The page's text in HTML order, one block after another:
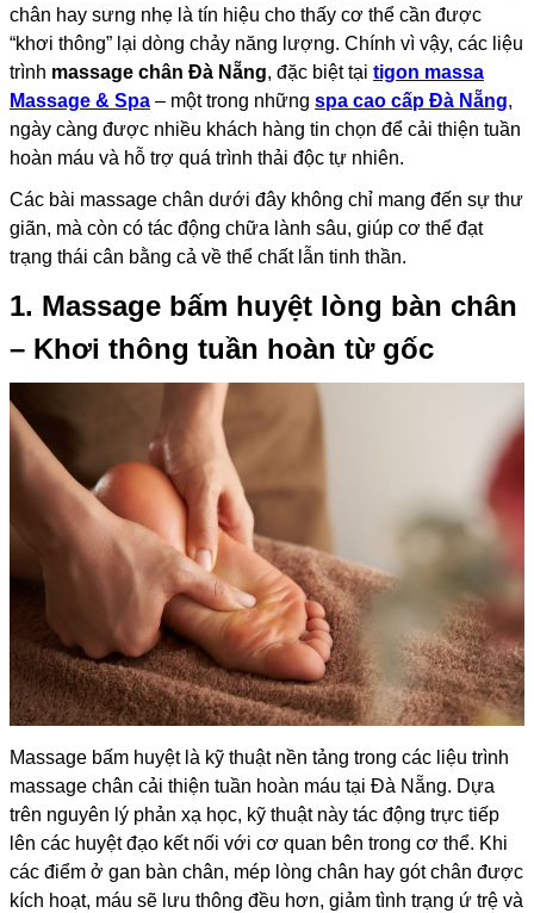
chân hay sưng nhẹ là tín hiệu cho thấy cơ thể cần được
“khơi thông” lại dòng chảy năng lượng. Chính vì vậy, các liệu
trình massage chân Đà Nẵng, đặc biệt tại tigon massa
Massage & Spa – một trong những spa cao cấp Đà Nẵng,
ngày càng được nhiều khách hàng tin chọn để cải thiện tuần
hoàn máu và hỗ trợ quá trình thải độc tự nhiên.
Các bài massage chân dưới đây không chỉ mang đến sự thư
giãn, mà còn có tác động chữa lành sâu, giúp cơ thể đạt
trạng thái cân bằng cả về thể chất lẫn tinh thần.
1. Massage bấm huyệt lòng bàn chân
– Khơi thông tuần hoàn từ gốc
Massage bấm huyệt là kỹ thuật nền tảng trong các liệu trình
massage chân cải thiện tuần hoàn máu tại Đà Nẵng. Dựa
trên nguyên lý phản xạ học, kỹ thuật này tác động trực tiếp
lên các huyệt đạo kết nối với cơ quan bên trong cơ thể. Khi
các điểm ở gan bàn chân, mép lòng chân hay gót chân được
kích hoạt, máu sẽ lưu thông đều hơn, giảm tình trạng ứ trệ và